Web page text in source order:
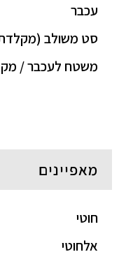
עכבר
סט משולב
משטח לעכבר /
מאפיינים
חוטי
אלחוטי